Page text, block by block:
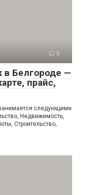
0
Белгороде —
прайс,
следующими
Недвижимость,
Строительство,